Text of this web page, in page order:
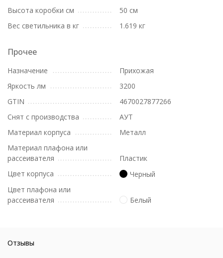
Высота коробки см
50 см
Вес светильника в кг
1.619 кг
Прочее
Назначение
Прихожая
Яркость лм
3200
GTIN
4670027877266
Снят с производства
АУТ
Материал корпуса
Металл
Материал плафона или
рассеивателя
Пластик
Цвет корпуса
Черный
Цвет плафона или
рассеивателя
Белый
Отзывы